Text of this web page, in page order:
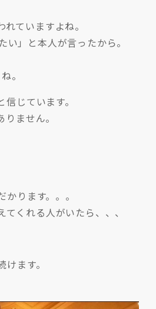
ていますよね。
」と本人が言ったから。
。
じています。
ません。
ります。。。
くれる人がいたら、、、
ます。